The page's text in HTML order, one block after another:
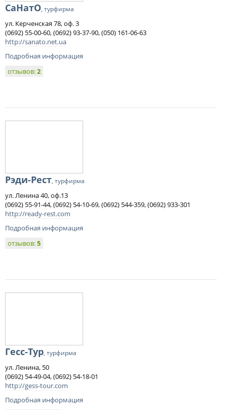
СаНатО, турфирма
ул. Керченская 78, оф. 3
(0692) 55-00-60, (0692) 93-37-90, (050) 161-06-63
http://sanato.net.ua
Подробная информация
отзывов:2
Рэди-Рест, турфирма
ул. Ленина 40, оф.13
(0692) 55-91-44, (0692) 54-10-69, (0692) 544-359, (0692) 933-301
http://ready-rest.com
Подробная информация
отзывов:5
Гесс-Тур, турфирма
ул. Ленина, 50
(0692) 54-49-04, (0692) 54-18-01
http://gess-tour.com
Подробная информация